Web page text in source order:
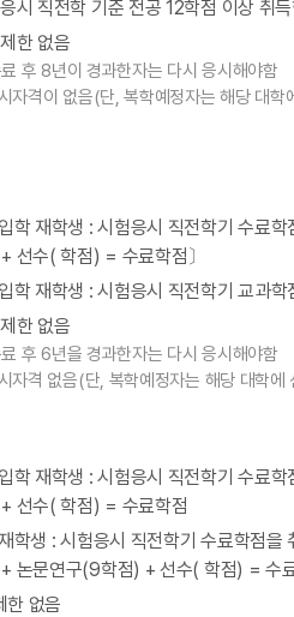
시 직전학 기준 전공 12학점 이상 취
한 없음
후 8년이 경과한자는 다시 응시해야함
자격이 없음(단, 복학예정자는 해당 대학
학 재학생 : 시험응시 직전학기 수료
선수( 학점) = 수료학점〕
학 재학생 : 시험응시 직전학기 교과
한 없음
후 6년을 경과한자는 다시 응시해야함
자격 없음(단, 복학예정자는 해당 대학에
학 재학생 : 시험응시 직전학기 수료
선수( 학점) = 수료학점
학생 : 시험응시 직전학기 수료학점을
논문연구(9학점) + 선수( 학점) = 수
한 없음